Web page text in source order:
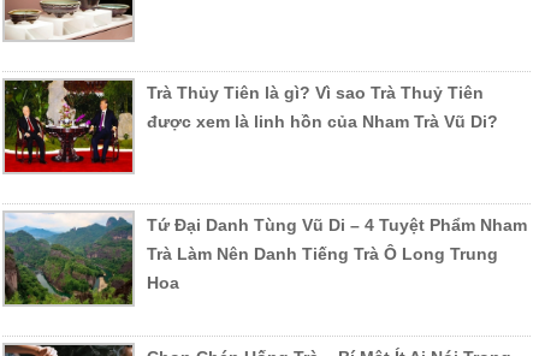
Trà Thủy Tiên là gì? Vì sao Trà Thuỷ Tiên
được xem là linh hồn của Nham Trà Vũ Di?
Tứ Đại Danh Tùng Vũ Di – 4 Tuyệt Phẩm Nham
Trà Làm Nên Danh Tiếng Trà Ô Long Trung
Hoa